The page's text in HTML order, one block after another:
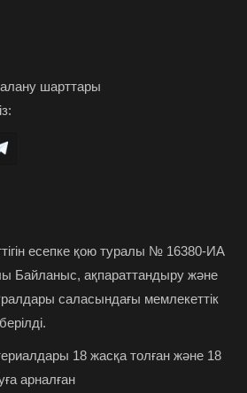
шарттары
есепке қою туралы № 16380-ИА
Байланыс, ақпараттандыру және
саласындағы мемлекеттік
18 жасқа толған және 18
арналған